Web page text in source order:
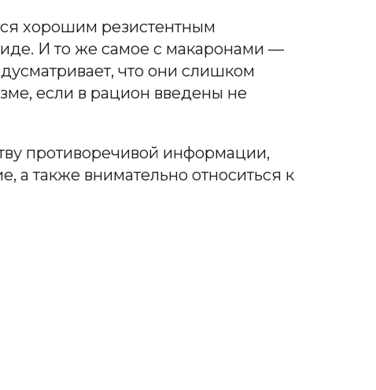
хорошим резистентным
И то же самое с макаронами —
что они слишком
если в рацион введены не
противоречивой информации,
а также внимательно относиться к